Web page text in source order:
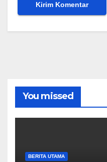
You missed
BERITA UTAMA